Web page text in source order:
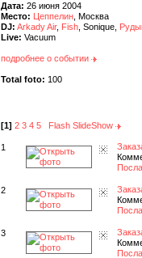
Дата: 26 июня 2004
Место: Цеппелин , Москва
DJ: Arkady Air, Fish , Sonique,
Live: Vacuum
подробнее о событии
Total foto: 100
[1] 2 3 4 5 Flash SlideShow
1
2
3